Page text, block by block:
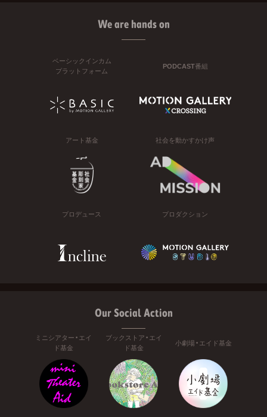
We are hands on
ベーシックインカム
プラットフォーム
PODCAST番組
アート基金 社会を動かすかけ声
プロデュース プロダクション
Our Social Action
ミニシアター・エイ
ド基金
ブックストア・エイ
ド基金
小劇場・エイド基金